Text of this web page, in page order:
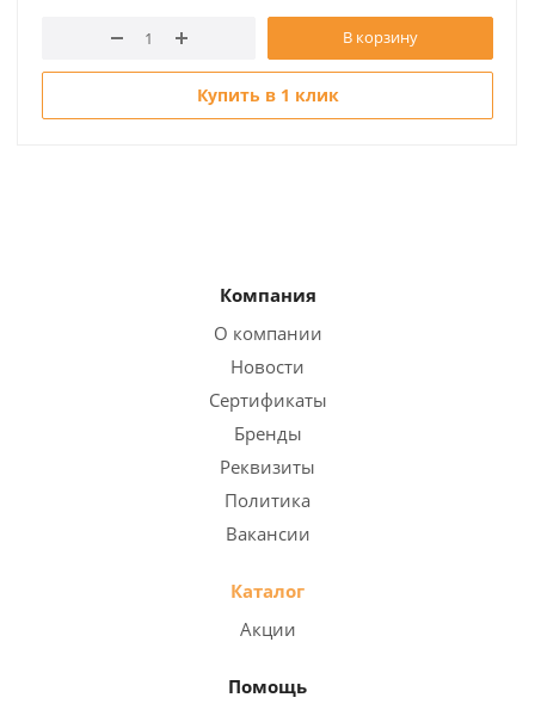
В корзину
Купить в 1 клик
Компания
О компании
Новости
Сертификаты
Бренды
Реквизиты
Политика
Вакансии
Каталог
Акции
Помощь